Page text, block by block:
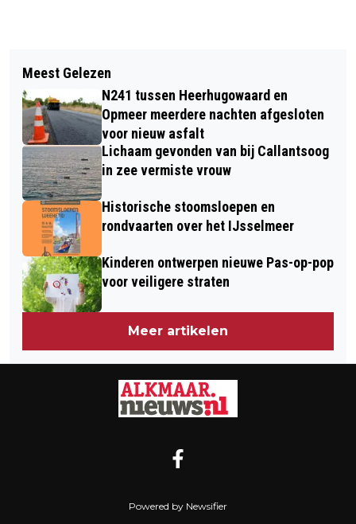
OESTERZWAMMERIJ MAAKT
PADDENSTOELEN, COMPOST,
KROKETTEN EN BITTERBALLEN VAN
KOFFIEPRUT!
RONDJE RAAD: ALKMAAR WEST IN
GESPREK MET DE GEMEENTERAAD
Meest Gelezen
N241 tussen Heerhugowaard en
Opmeer meerdere nachten afgesloten
voor nieuw asfalt
Lichaam gevonden van bij Callantsoog
in zee vermiste vrouw
Historische stoomsloepen en
rondvaarten over het IJsselmeer
Kinderen ontwerpen nieuwe Pas-op-pop
voor veiligere straten
Meer artikelen
Powered by Newsifier